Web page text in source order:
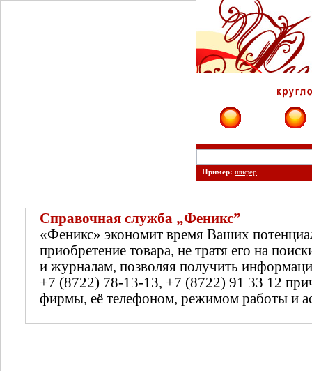
Пример: шифер
Справочная служба „Феникс”
«Феникс» экономит время Ваших
приобретение товара, не тратя его на
и журналам, позволяя получить
+7 (8722) 78-13-13, +7 (8722) 91 33 12
фирмы, её телефоном, режимом работы и